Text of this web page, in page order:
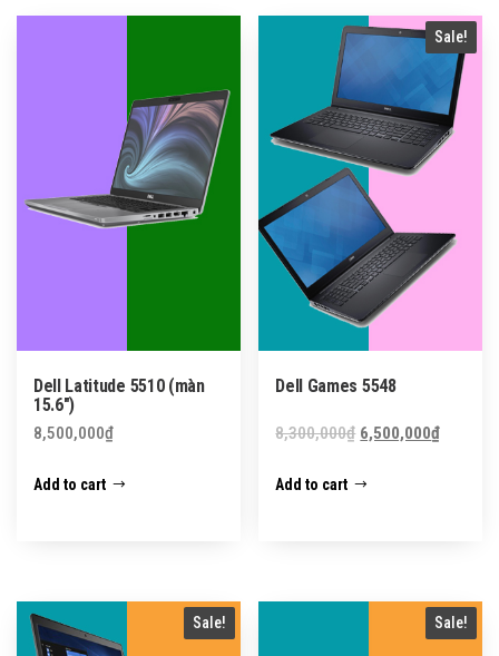
Dell Latitude 5510 (màn
15.6″)
8,500,000₫
Add to cart
Sale!
Dell Games 5548
8,300,000₫ Original
was:
6,500,000₫Current
Add to cart
Sale! Sale!